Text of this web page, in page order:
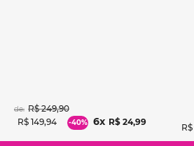
de: R$ 249,90
R$ 149,94 -40% 6 R$ 24,99
R$